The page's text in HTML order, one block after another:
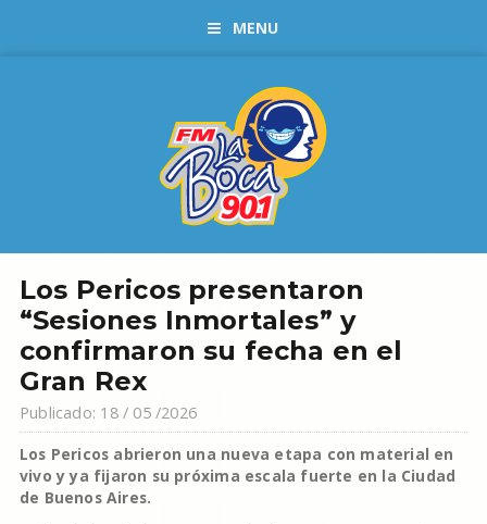
MENU
Los Pericos presentaron
“Sesiones Inmortales” y
confirmaron su fecha en el
Gran Rex
Publicado: 18 / 05 /2026
Los Pericos abrieron una nueva etapa con material en
vivo y ya fijaron su próxima escala fuerte en la Ciudad
de Buenos Aires.